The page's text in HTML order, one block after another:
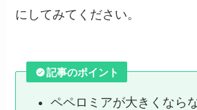
にしてみてください。
記事のポイント
ペペロミアが大きくなら